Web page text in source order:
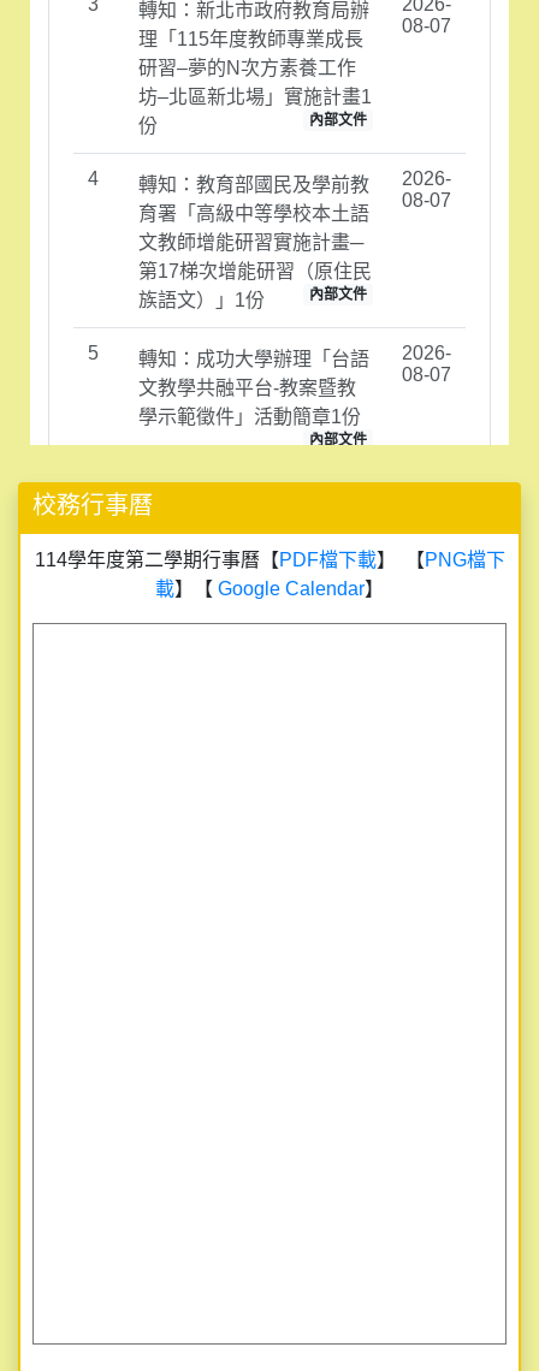
校務行事曆
114學年度第二學期行事曆【PDF檔下載】 【PNG檔下
載】【 Google Calendar】